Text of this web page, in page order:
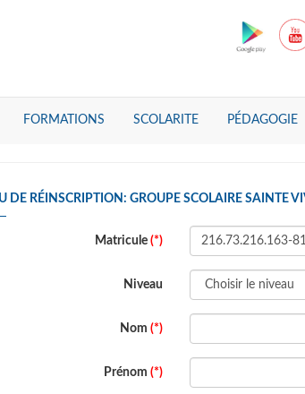
FORMATIONS SCOLARITE PÉDAGOGIE
DE RÉINSCRIPTION: GROUPE SCOLAIRE SAINTE
Matricule (*)
Niveau
Nom (*)
Prénom (*)